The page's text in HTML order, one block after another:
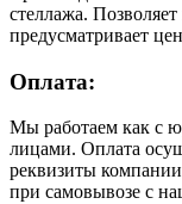
стеллажа.
предусматривает
Оплата:
Мы работаем как с
лицами. Оплата
реквизиты
при самовывозе с